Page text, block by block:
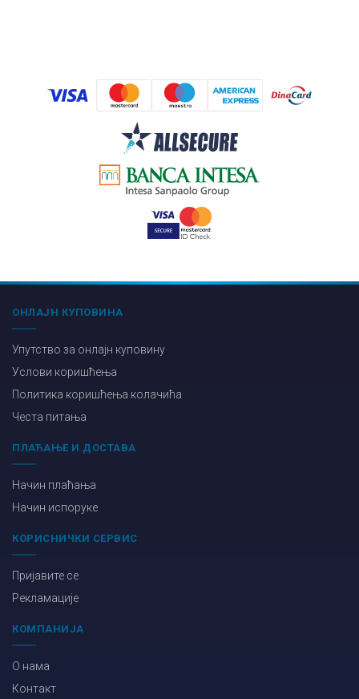
ОНЛАЈН КУПОВИНА
Упутство за онлајн куповину
Услови коришћења
Политика коришћења колачића
Честа питања
ПЛАЋАЊЕ И ДОСТАВА
Начин плаћања
Начин испоруке
КОРИСНИЧКИ СЕРВИС
Пријавите се
Рекламације
КОМПАНИЈА
О нама
Контакт